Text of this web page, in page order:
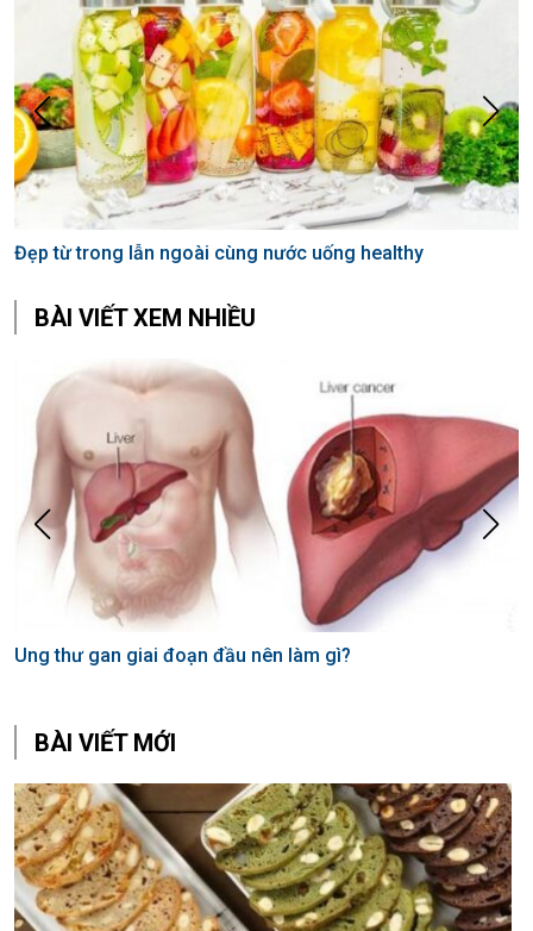
Đẹp từ trong lẫn ngoài cùng nước uống healthy
BÀI VIẾT XEM NHIỀU
Ung thư gan giai đoạn đầu nên làm gì?
BÀI VIẾT MỚI